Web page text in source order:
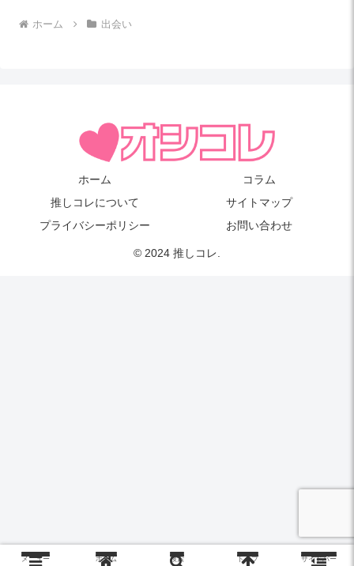
ホーム 出会い
ホーム
コラム
推しコレについて
サイトマップ
プライバシーポリシー
お問い合わせ
© 2024 推しコレ.
メニュー ホーム 検索 トップ サイドバー